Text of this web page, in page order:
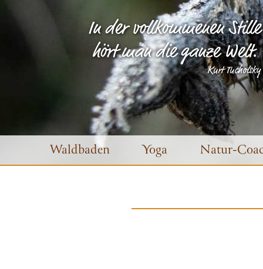
In der vollkommenen Stille
hört man die ganze Welt.
Kurt Tucholsky
Waldbaden Yoga Natur-